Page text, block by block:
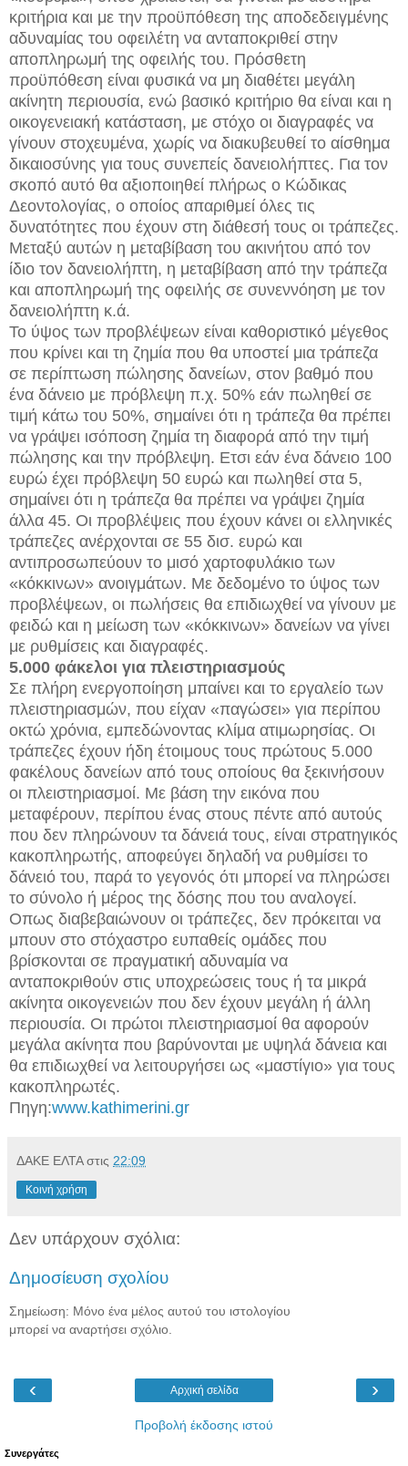
κριτήρια και με την προϋπόθεση της αποδεδειγμένης
αδυναμίας του οφειλέτη να ανταποκριθεί στην
αποπληρωμή της οφειλής του. Πρόσθετη
προϋπόθεση είναι φυσικά να μη διαθέτει μεγάλη
ακίνητη περιουσία, ενώ βασικό κριτήριο θα είναι και η
οικογενειακή κατάσταση, με στόχο οι διαγραφές να
γίνουν στοχευμένα, χωρίς να διακυβευθεί το αίσθημα
δικαιοσύνης για τους συνεπείς δανειολήπτες. Για τον
σκοπό αυτό θα αξιοποιηθεί πλήρως ο Κώδικας
Δεοντολογίας, ο οποίος απαριθμεί όλες τις
δυνατότητες που έχουν στη διάθεσή τους οι τράπεζες.
Μεταξύ αυτών η μεταβίβαση του ακινήτου από τον
ίδιο τον δανειολήπτη, η μεταβίβαση από την τράπεζα
και αποπληρωμή της οφειλής σε συνεννόηση με τον
δανειολήπτη κ.ά.
Το ύψος των προβλέψεων είναι καθοριστικό μέγεθος
που κρίνει και τη ζημία που θα υποστεί μια τράπεζα
σε περίπτωση πώλησης δανείων, στον βαθμό που
ένα δάνειο με πρόβλεψη π.χ. 50% εάν πωληθεί σε
τιμή κάτω του 50%, σημαίνει ότι η τράπεζα θα πρέπει
να γράψει ισόποση ζημία τη διαφορά από την τιμή
πώλησης και την πρόβλεψη. Ετσι εάν ένα δάνειο 100
ευρώ έχει πρόβλεψη 50 ευρώ και πωληθεί στα 5,
σημαίνει ότι η τράπεζα θα πρέπει να γράψει ζημία
άλλα 45. Οι προβλέψεις που έχουν κάνει οι ελληνικές
τράπεζες ανέρχονται σε 55 δισ. ευρώ και
αντιπροσωπεύουν το μισό χαρτοφυλάκιο των
«κόκκινων» ανοιγμάτων. Με δεδομένο το ύψος των
προβλέψεων, οι πωλήσεις θα επιδιωχθεί να γίνουν με
φειδώ και η μείωση των «κόκκινων» δανείων να γίνει
με ρυθμίσεις και διαγραφές.
5.000 φάκελοι για πλειστηριασμούς
Σε πλήρη ενεργοποίηση μπαίνει και το εργαλείο των
πλειστηριασμών, που είχαν «παγώσει» για περίπου
οκτώ χρόνια, εμπεδώνοντας κλίμα ατιμωρησίας. Οι
τράπεζες έχουν ήδη έτοιμους τους πρώτους 5.000
φακέλους δανείων από τους οποίους θα ξεκινήσουν
οι πλειστηριασμοί. Με βάση την εικόνα που
μεταφέρουν, περίπου ένας στους πέντε από αυτούς
που δεν πληρώνουν τα δάνειά τους, είναι στρατηγικός
κακοπληρωτής, αποφεύγει δηλαδή να ρυθμίσει το
δάνειό του, παρά το γεγονός ότι μπορεί να πληρώσει
το σύνολο ή μέρος της δόσης που του αναλογεί.
Οπως διαβεβαιώνουν οι τράπεζες, δεν πρόκειται να
μπουν στο στόχαστρο ευπαθείς ομάδες που
βρίσκονται σε πραγματική αδυναμία να
ανταποκριθούν στις υποχρεώσεις τους ή τα μικρά
ακίνητα οικογενειών που δεν έχουν μεγάλη ή άλλη
περιουσία. Οι πρώτοι πλειστηριασμοί θα αφορούν
μεγάλα ακίνητα που βαρύνονται με υψηλά δάνεια και
θα επιδιωχθεί να λειτουργήσει ως «μαστίγιο» για τους
κακοπληρωτές.
Πηγη:www.kathimerini.gr
ΔΑΚΕ ΕΛΤΑ στις 22:09
Κοινή χρήση
Δεν υπάρχουν σχόλια:
Δημοσίευση σχολίου
Σημείωση: Μόνο ένα μέλος αυτού του ιστολογίου
μπορεί να αναρτήσει σχόλιο.
‹ ›
Αρχική σελίδα
Προβολή έκδοσης ιστού
Συνεργάτες